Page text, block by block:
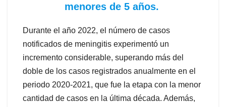
menores de 5 años.
Durante el año 2022, el número de casos
notificados de meningitis experimentó un
incremento considerable, superando más del
doble de los casos registrados anualmente en el
periodo 2020-2021, que fue la etapa con la menor
cantidad de casos en la última década. Además,